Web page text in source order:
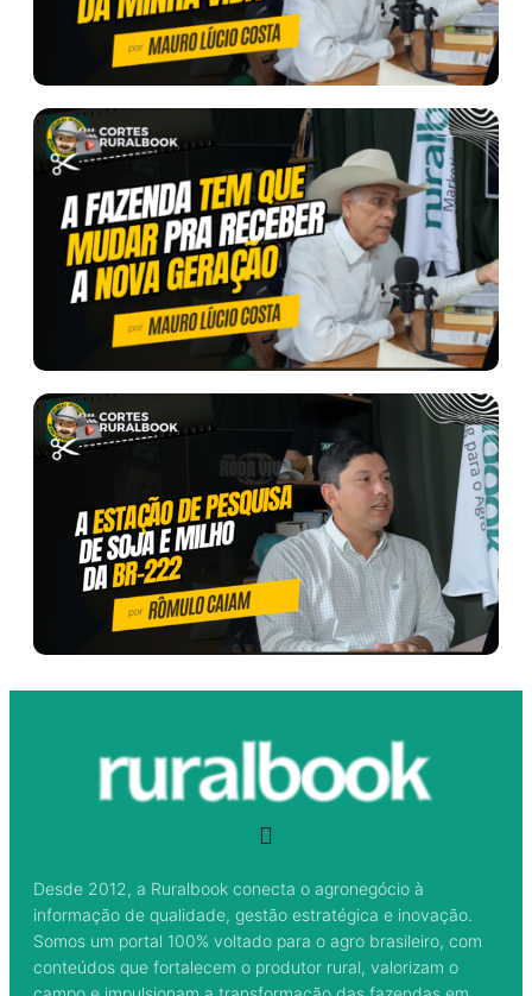
Desde 2012, a Ruralbook conecta o agronegócio à
informação de qualidade, gestão estratégica e inovação.
Somos um portal 100% voltado para o agro brasileiro, com
conteúdos que fortalecem o produtor rural, valorizam o